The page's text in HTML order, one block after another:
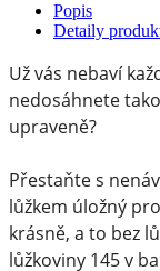
Popis
Detaily
Už vás nebaví
nedosáhnete
upraveně?
Přestaňte s
lůžkem úložný
krásně, a to bez
lůžkoviny 145 v